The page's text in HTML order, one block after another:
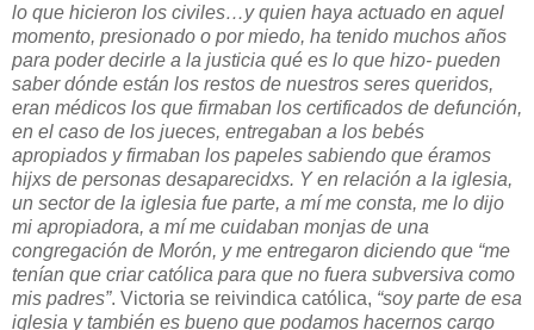
lo que hicieron los civiles…y quien haya actuado en aquel
momento, presionado o por miedo, ha tenido muchos años
para poder decirle a la justicia qué es lo que hizo- pueden
saber dónde están los restos de nuestros seres queridos,
eran médicos los que firmaban los certificados de defunción,
en el caso de los jueces, entregaban a los bebés
apropiados y firmaban los papeles sabiendo que éramos
hijxs de personas desaparecidxs. Y en relación a la iglesia,
un sector de la iglesia fue parte, a mí me consta, me lo dijo
mi apropiadora, a mí me cuidaban monjas de una
congregación de Morón, y me entregaron diciendo que “me
tenían que criar católica para que no fuera subversiva como
mis padres”. Victoria se reivindica católica, “soy parte de esa
iglesia y también es bueno que podamos hacernos cargo